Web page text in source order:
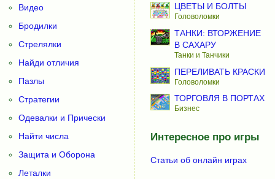
Видео
Бродилки
Стрелялки
Найди отличия
Пазлы
Стратегии
Одевалки и Прически
Найти числа
Защита и Оборона
Леталки
ЦВЕТЫ И БОЛТЫ
Головоломки
ТАНКИ: ВТОРЖЕНИЕ
В САХАРУ
Танки и Танчики
ПЕРЕЛИВАТЬ КРАСКИ
Головоломки
ТОРГОВЛЯ В ПОРТАХ
Бизнес
Интересное про игры
Статьи об онлайн играх